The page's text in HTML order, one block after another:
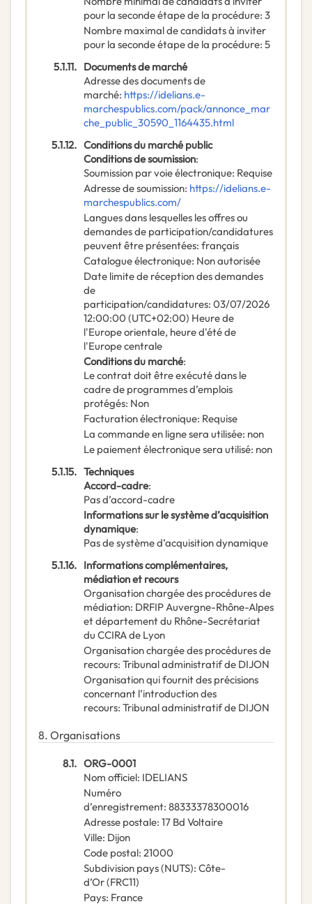
pour la seconde étape de la procédure: 3
Nombre maximal de candidats à inviter
pour la seconde étape de la procédure: 5
5.1.11. Documents de marché
Adresse des documents de
marché: https://idelians.e-
marchespublics.com/pack/annonce_mar
che_public_30590_1164435.html
5.1.12. Conditions du marché public
Conditions de soumission:
Soumission par voie électronique: Requise
Adresse de soumission: https://idelians.e-
marchespublics.com/
Langues dans lesquelles les offres ou
demandes de participation/candidatures
peuvent être présentées: français
Catalogue électronique: Non autorisée
Date limite de réception des demandes
de
participation/candidatures: 03/07/2026
12:00:00 (UTC+02:00) Heure de
l'Europe orientale, heure d'été de
l'Europe centrale
Conditions du marché:
Le contrat doit être exécuté dans le
cadre de programmes d’emplois
protégés: Non
Facturation électronique: Requise
La commande en ligne sera utilisée: non
Le paiement électronique sera utilisé: non
5.1.15. Techniques
Accord-cadre:
Pas d’accord-cadre
Informations sur le système d’acquisition
dynamique:
Pas de système d’acquisition dynamique
5.1.16. Informations complémentaires,
médiation et recours
Organisation chargée des procédures de
médiation: DRFIP Auvergne-Rhône-Alpes
et département du Rhône-Secrétariat
du CCIRA de Lyon
Organisation chargée des procédures de
recours: Tribunal administratif de DIJON
Organisation qui fournit des précisions
concernant l’introduction des
recours: Tribunal administratif de DIJON
8. Organisations
8.1. ORG-0001
Nom officiel: IDELIANS
Numéro
d’enregistrement: 88333378300016
Adresse postale: 17 Bd Voltaire
Ville: Dijon
Code postal: 21000
Subdivision pays (NUTS): Côte-
d’Or(FRC11)
Pays: France